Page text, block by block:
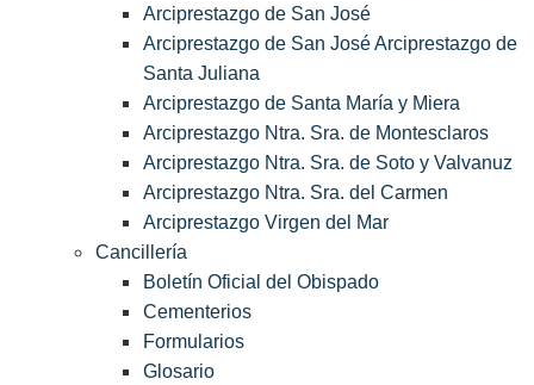
Arciprestazgo de San José
Arciprestazgo de San José Arciprestazgo de
Santa Juliana
Arciprestazgo de Santa María y Miera
Arciprestazgo Ntra. Sra. de Montesclaros
Arciprestazgo Ntra. Sra. de Soto y Valvanuz
Arciprestazgo Ntra. Sra. del Carmen
Arciprestazgo Virgen del Mar
Cancillería
Boletín Oficial del Obispado
Cementerios
Formularios
Glosario